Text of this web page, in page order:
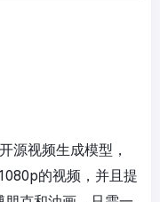
源视频生成模型，
的视频，并且提